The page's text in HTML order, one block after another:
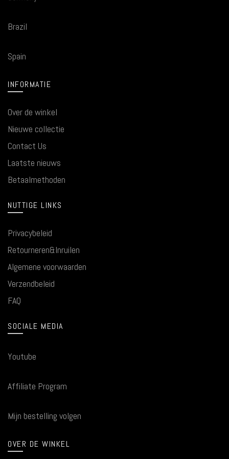
Brazil
Spain
INFORMATIE
Over de winkel
Nieuwe collectie
Contact Us
Laatste nieuws
Betaalmethoden
NUTTIGE LINKS
Privacybeleid
Retourneren&Inruilen
Algemene voorwaarden
Verzendbeleid
FAQ
SOCIALE MEDIA
Youtube
Affiliate Program
Mijn bestelling volgen
OVER DE WINKEL